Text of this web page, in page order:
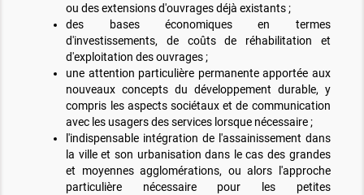
ou des extensions d'ouvrages déjà existants ;
des bases économiques en termes
d'investissements, de coûts de réhabilitation et
d'exploitation des ouvrages ;
une attention particulière permanente apportée aux
nouveaux concepts du développement durable, y
compris les aspects sociétaux et de communication
avec les usagers des services lorsque nécessaire ;
l'indispensable intégration de l'assainissement dans
la ville et son urbanisation dans le cas des grandes
et moyennes agglomérations, ou alors l'approche
particulière nécessaire pour les petites